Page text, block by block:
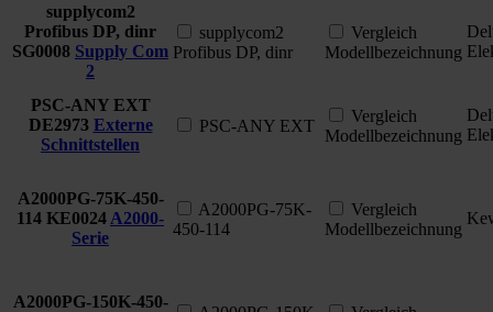
supplycom2
Profibus DP, dinr
SG0008 Supply Com
2
supplycom2
Profibus DP, dinr
Vergleich
Modellbezeichnung
PSC-ANY EXT
DE2973 Externe
Schnittstellen
PSC-ANY EXT
Vergleich
Modellbezeichnung
A2000PG-75K-450-
114 KE0024 A2000-
Serie
A2000PG-75K-
450-114
Vergleich
Modellbezeichnung
A2000PG-150K-450-